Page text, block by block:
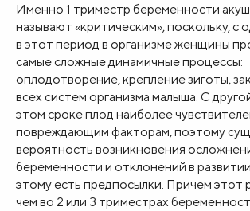
Именно 1 триместр беременности
называют «критическим», поскольку, с
в этот период в организме женщины
самые сложные динамичные процессы:
оплодотворение, крепление зиготы,
всех систем организма малыша. С
этом сроке плод наиболее
повреждающим факторам, поэтому
вероятность возникновения
беременности и отклонений в
этому есть предпосылки. Причем этот
чем во 2 или 3 триместрах